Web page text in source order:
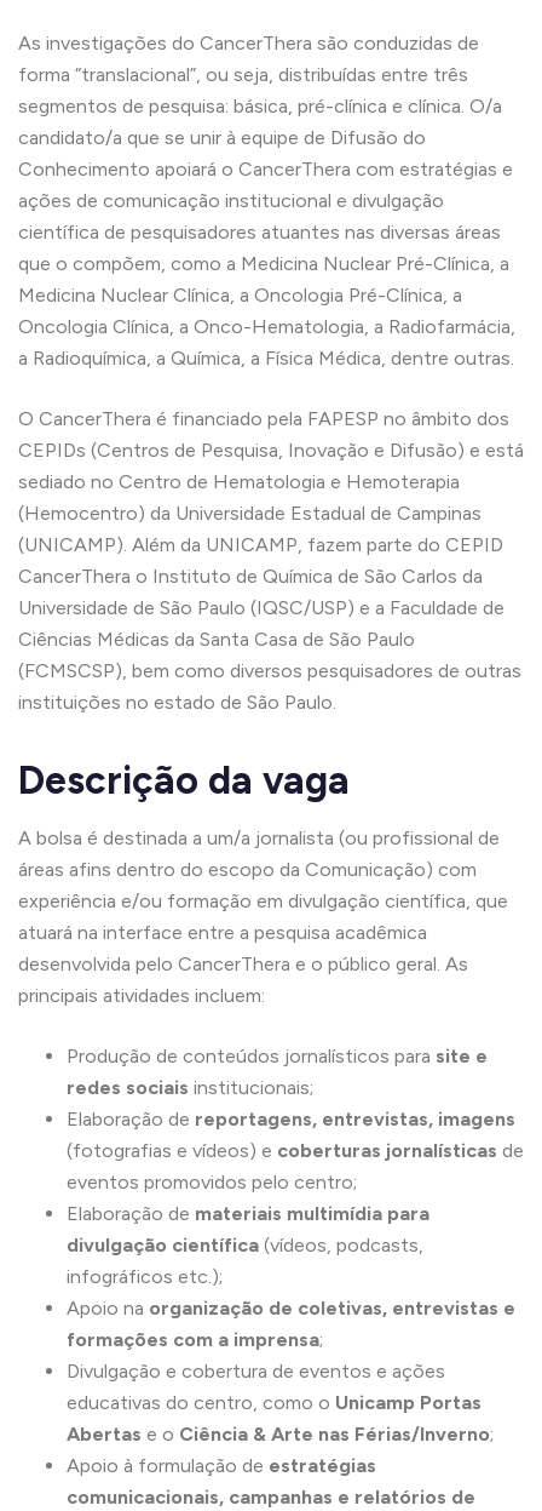
As investigações do CancerThera são conduzidas de
forma “translacional”, ou seja, distribuídas entre três
segmentos de pesquisa: básica, pré-clínica e clínica. O/a
candidato/a que se unir à equipe de Difusão do
Conhecimento apoiará o CancerThera com estratégias e
ações de comunicação institucional e divulgação
científica de pesquisadores atuantes nas diversas áreas
que o compõem, como a Medicina Nuclear Pré-Clínica, a
Medicina Nuclear Clínica, a Oncologia Pré-Clínica, a
Oncologia Clínica, a Onco-Hematologia, a Radiofarmácia,
a Radioquímica, a Química, a Física Médica, dentre outras.
O CancerThera é financiado pela FAPESP no âmbito dos
CEPIDs (Centros de Pesquisa, Inovação e Difusão) e está
sediado no Centro de Hematologia e Hemoterapia
(Hemocentro) da Universidade Estadual de Campinas
(UNICAMP). Além da UNICAMP, fazem parte do CEPID
CancerThera o Instituto de Química de São Carlos da
Universidade de São Paulo (IQSC/USP) e a Faculdade de
Ciências Médicas da Santa Casa de São Paulo
(FCMSCSP), bem como diversos pesquisadores de outras
instituições no estado de São Paulo.
Descrição da vaga
A bolsa é destinada a um/a jornalista (ou profissional de
áreas afins dentro do escopo da Comunicação) com
experiência e/ou formação em divulgação científica, que
atuará na interface entre a pesquisa acadêmica
desenvolvida pelo CancerThera e o público geral. As
principais atividades incluem:
Produção de conteúdos jornalísticos para site e
redes sociais institucionais;
Elaboração de reportagens, entrevistas, imagens
(fotografias e vídeos) e coberturas jornalísticas de
eventos promovidos pelo centro;
Elaboração de materiais multimídia para
divulgação científica (vídeos, podcasts,
infográficos etc.);
Apoio na organização de coletivas, entrevistas e
formações com a imprensa;
Divulgação e cobertura de eventos e ações
educativas do centro, como o Unicamp Portas
Abertas e o Ciência & Arte nas Férias/Inverno;
Apoio à formulação de estratégias
comunicacionais, campanhas e relatórios de